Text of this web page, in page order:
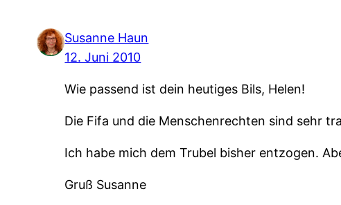
Susanne Haun
12. Juni 2010
Wie passend ist dein heutiges Bils, Helen!
Die Fifa und die Menschenrechten sind sehr
Ich habe mich dem Trubel bisher entzogen.
Gruß Susanne